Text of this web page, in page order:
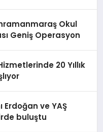
Okul
Geniş Operasyon
20 Yıllık
Erdoğan ve YAŞ
buluştu